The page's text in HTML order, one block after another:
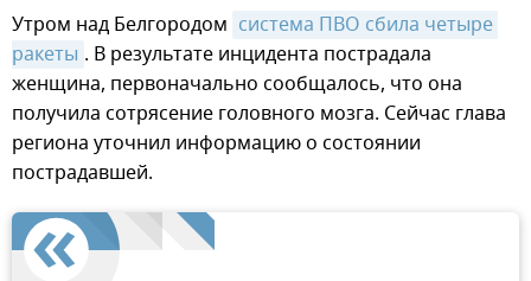
Утром над Белгородом система ПВО сбила четыре
ракеты . В результате инцидента пострадала
женщина, первоначально сообщалось, что она
получила сотрясение головного мозга. Сейчас глава
региона уточнил информацию о состоянии
пострадавшей.